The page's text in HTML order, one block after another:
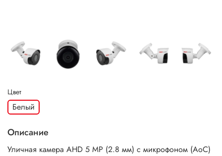
Цвет
Белый
Описание
Уличная камера AHD 5 MP (2.8 мм) с микрофоном (AoC)